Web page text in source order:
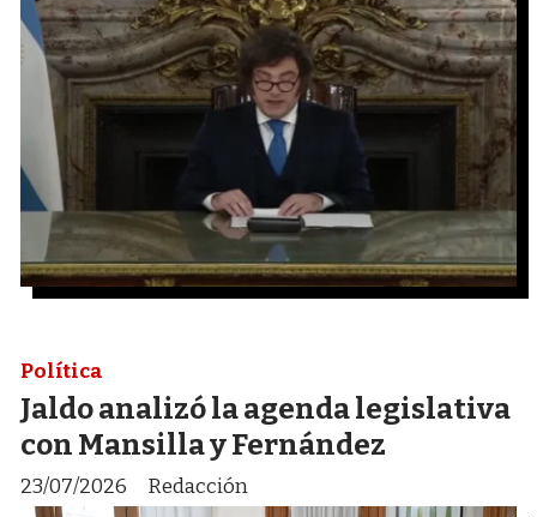
Jaldo analizó la agenda legislativa
con Mansilla y Fernández
Redacción
Política
23/07/2026